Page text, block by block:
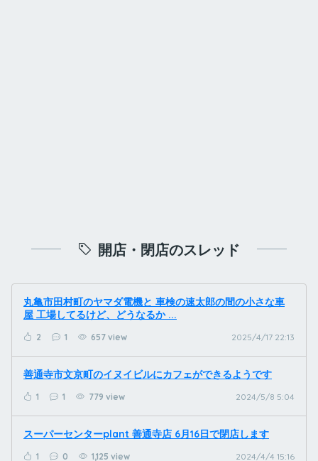
開店・閉店のスレッド
丸亀市田村町のヤマダ電機と 車検の速太郎の間の小さな車
屋 工場してるけど、どうなるか ...
2 1 657 view 2025/4/17 22:13
善通寺市文京町のイヌイビルにカフェができるようです
1 1 779 view 2024/5/8 5:04
スーパーセンターplant 善通寺店 6月16日で閉店します
1 0 1,125 view 2024/4/4 15:16